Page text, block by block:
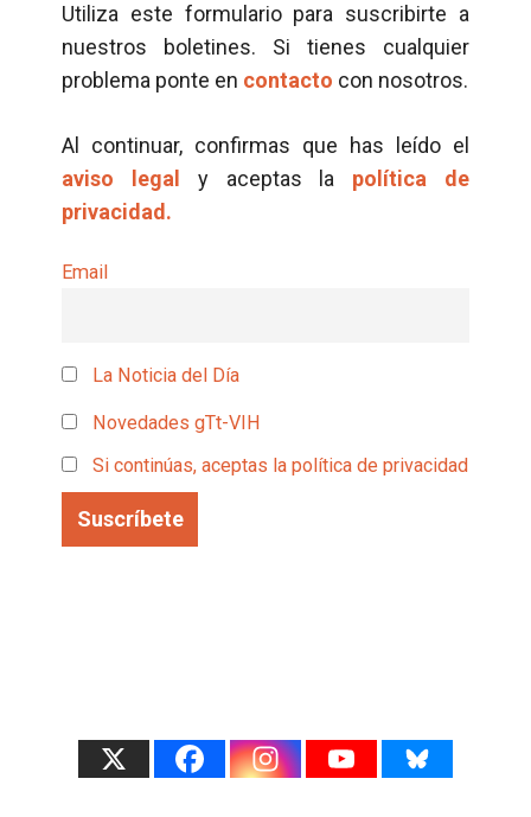
Utiliza este formulario para suscribirte a
nuestros boletines. Si tienes cualquier
problema ponte en contacto con nosotros.
Al continuar, confirmas que has leído el
aviso legal
y aceptas la política de
privacidad.
Email
La Noticia del Día
Novedades gTt-VIH
Si continúas, aceptas la política de privacidad